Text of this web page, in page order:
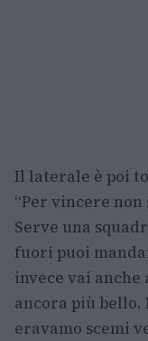
Il laterale è poi
“Per vincere
Serve una
fuori puoi
invece vai anche
ancora più bello.
eravamo scemi